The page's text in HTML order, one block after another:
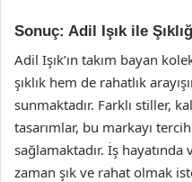
Sonuç: Adil Işık ile
Adil Işık’ın takım bayan
şıklık hem de rahatlık
sunmaktadır. Farklı stiller,
tasarımlar, bu markayı
sağlamaktadır. İş
zaman şık ve rahat olmak